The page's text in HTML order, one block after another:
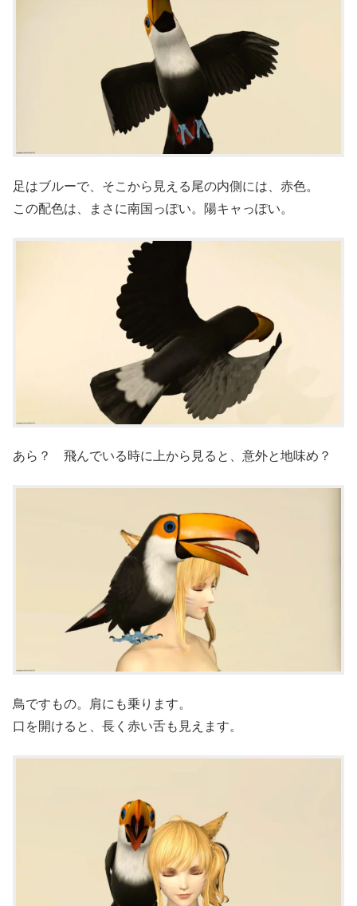
足はブルーで、そこから見える尾の内側には、赤色。
この配色は、まさに南国っぽい。陽キャっぽい。
あら？ 飛んでいる時に上から見ると、意外と地味め？
鳥ですもの。肩にも乗ります。
口を開けると、長く赤い舌も見えます。